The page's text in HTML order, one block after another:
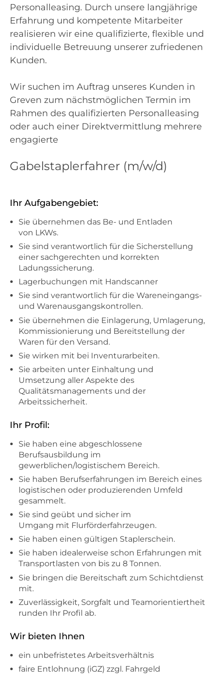
Personalleasing. Durch unsere langjährige
Erfahrung und kompetente Mitarbeiter
realisieren wir eine qualifizierte, flexible und
individuelle Betreuung unserer zufriedenen
Kunden.
Wir suchen im Auftrag unseres Kunden in
Greven zum nächstmöglichen Termin im
Rahmen des qualifizierten Personalleasing
oder auch einer Direktvermittlung mehrere
engagierte
Gabelstaplerfahrer (m/w/d)
Ihr Aufgabengebiet:
Sie übernehmen das Be- und Entladen
von LKWs.
Sie sind verantwortlich für die Sicherstellung
einer sachgerechten und korrekten
Ladungssicherung.
Lagerbuchungen mit Handscanner
Sie sind verantwortlich für die Wareneingangs-
und Warenausgangskontrollen.
Sie übernehmen die Einlagerung, Umlagerung,
Kommissionierung und Bereitstellung der
Waren für den Versand.
Sie wirken mit bei Inventurarbeiten.
Sie arbeiten unter Einhaltung und
Umsetzung aller Aspekte des
Qualitätsmanagements und der
Arbeitssicherheit.
Ihr Profil:
Sie haben eine abgeschlossene
Berufsausbildung im
gewerblichen/logistischem Bereich.
Sie haben Berufserfahrungen im Bereich eines
logistischen oder produzierenden Umfeld
gesammelt.
Sie sind geübt und sicher im
Umgang mit Flurförderfahrzeugen.
Sie haben einen gültigen Staplerschein.
Sie haben idealerweise schon Erfahrungen mit
Transportlasten von bis zu 8 Tonnen.
Sie bringen die Bereitschaft zum Schichtdienst
mit.
Zuverlässigkeit, Sorgfalt und Teamorientiertheit
runden Ihr Profil ab.
Wir bieten Ihnen
ein unbefristetes Arbeitsverhältnis
faire Entlohnung (iGZ) zzgl. Fahrgeld